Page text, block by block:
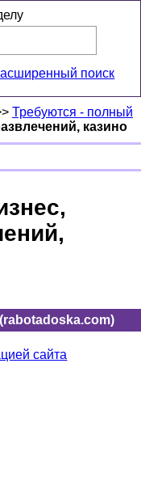
поиск
Требуются - полный
казино
сайта